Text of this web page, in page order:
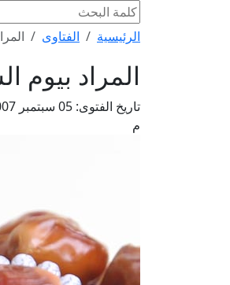
الرئيسية الفتاوى
المراد
تاريخ الفتوى:
05
م